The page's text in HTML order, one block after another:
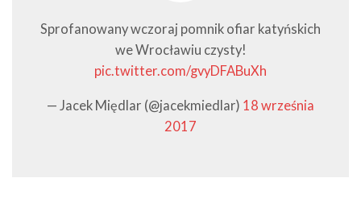
Sprofanowany wczoraj pomnik ofiar katyńskich
we Wrocławiu czysty!
pic.twitter.com/gvyDFABuXh
— Jacek Międlar (@jacekmiedlar) 18 września
2017